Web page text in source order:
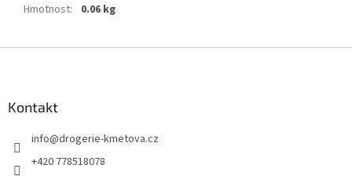
Hmotnost: 0.06 kg
Kontakt
info@drogerie-kmetova.cz
+420 778518078